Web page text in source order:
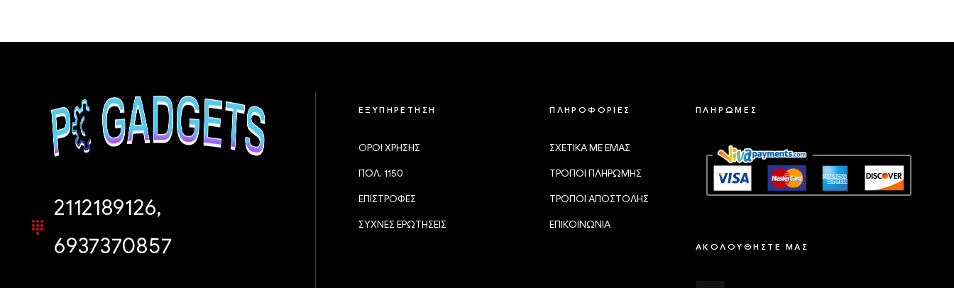
2112189126,
6937370857
ΕΞΥΠΗΡΕΤΗΣΗ
ΟΡΟΙ ΧΡΗΣΗΣ
ΠΟΛ. 1150
ΕΠΙΣΤΡΟΦΕΣ
ΣΥΧΝΕΣ ΕΡΩΤΗΣΕΙΣ
ΠΛΗΡΟΦΟΡΙΕΣ
ΣΧΕΤΙΚΑ ΜΕ ΕΜΑΣ
ΤΡΟΠΟΙ ΠΛΗΡΩΜΗΣ
ΤΡΟΠΟΙ ΑΠΟΣΤΟΛΗΣ
ΕΠΙΚΟΙΝΩΝΙΑ
ΠΛΗΡΩΜΕΣ
ΑΚΟΛΟΥΘΗΣΤΕ ΜΑΣ